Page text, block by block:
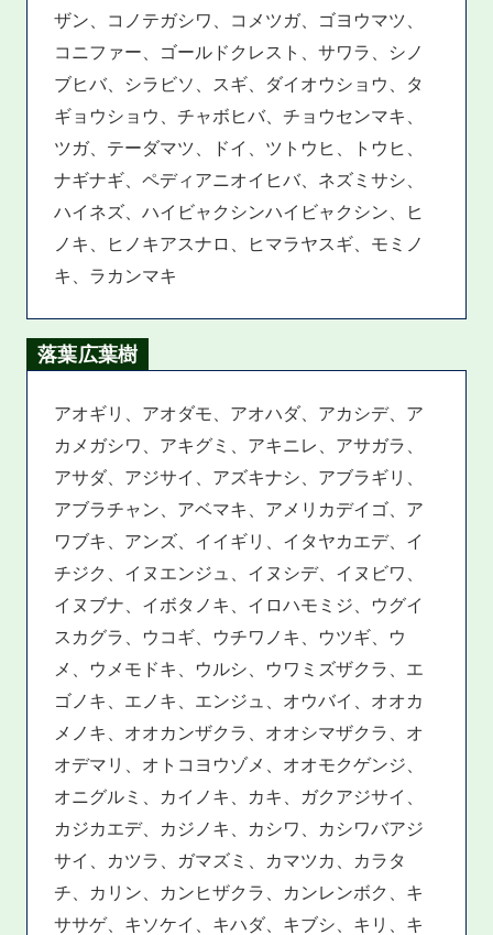
ザン、コノテガシワ、コメツガ、ゴヨウマツ、
コニファー、ゴールドクレスト、サワラ、シノ
ブヒバ、シラビソ、スギ、ダイオウショウ、タ
ギョウショウ、チャボヒバ、チョウセンマキ、
ツガ、テーダマツ、ドイ、ツトウヒ、トウヒ、
ナギナギ、ペディアニオイヒバ、ネズミサシ、
ハイネズ、ハイビャクシンハイビャクシン、ヒ
ノキ、ヒノキアスナロ、ヒマラヤスギ、モミノ
キ、ラカンマキ
落葉広葉樹
アオギリ、アオダモ、アオハダ、アカシデ、ア
カメガシワ、アキグミ、アキニレ、アサガラ、
アサダ、アジサイ、アズキナシ、アブラギリ、
アブラチャン、アベマキ、アメリカデイゴ、ア
ワブキ、アンズ、イイギリ、イタヤカエデ、イ
チジク、イヌエンジュ、イヌシデ、イヌビワ、
イヌブナ、イボタノキ、イロハモミジ、ウグイ
スカグラ、ウコギ、ウチワノキ、ウツギ、ウ
メ、ウメモドキ、ウルシ、ウワミズザクラ、エ
ゴノキ、エノキ、エンジュ、オウバイ、オオカ
メノキ、オオカンザクラ、オオシマザクラ、オ
オデマリ、オトコヨウゾメ、オオモクゲンジ、
オニグルミ、カイノキ、カキ、ガクアジサイ、
カジカエデ、カジノキ、カシワ、カシワバアジ
サイ、カツラ、ガマズミ、カマツカ、カラタ
チ、カリン、カンヒザクラ、カンレンボク、キ
ササゲ、キソケイ、キハダ、キブシ、キリ、キ